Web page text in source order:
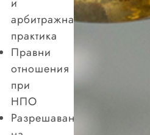
арбитражна
практика
Правни
отношения
при
НПО
Разрешаване